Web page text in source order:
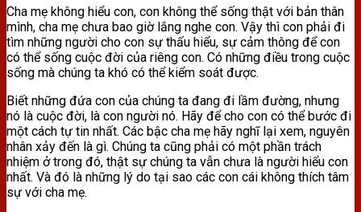
Cha mẹ không hiểu con, con không thể sống thật với bản thân
mình, cha mẹ chưa bao giờ lắng nghe con. Vậy thì con phải đi
tìm những người cho con sự thấu hiểu, sự cảm thông để con
có thể sống cuộc đời của riêng con. Có những điều trong cuộc
sống mà chúng ta khó có thể kiểm soát được.
Biết những đứa con của chúng ta đang đi lầm đường, nhưng
nó là cuộc đời, là con người nó. Hãy để cho con có thể bước đi
một cách tự tin nhất. Các bậc cha mẹ hãy nghĩ lại xem, nguyên
nhân xảy đến là gì. Chúng ta cũng phải có một phần trách
nhiệm ở trong đó, thật sự chúng ta vẫn chưa là người hiểu con
nhất. Và đó là những lý do tại sao các con cái không thích tâm
sự với cha mẹ.